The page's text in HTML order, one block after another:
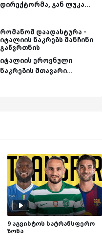
დირექტორმა, ჯან ლუკა...
რომანომ დაადასტურა -
იტალიის ნაკრებს მანჩინი
გაწვრთნის
იტალიის ეროვნული
ნაკრების მთავარი...
9 აგვისტოს სატრანსფერო
ზონა